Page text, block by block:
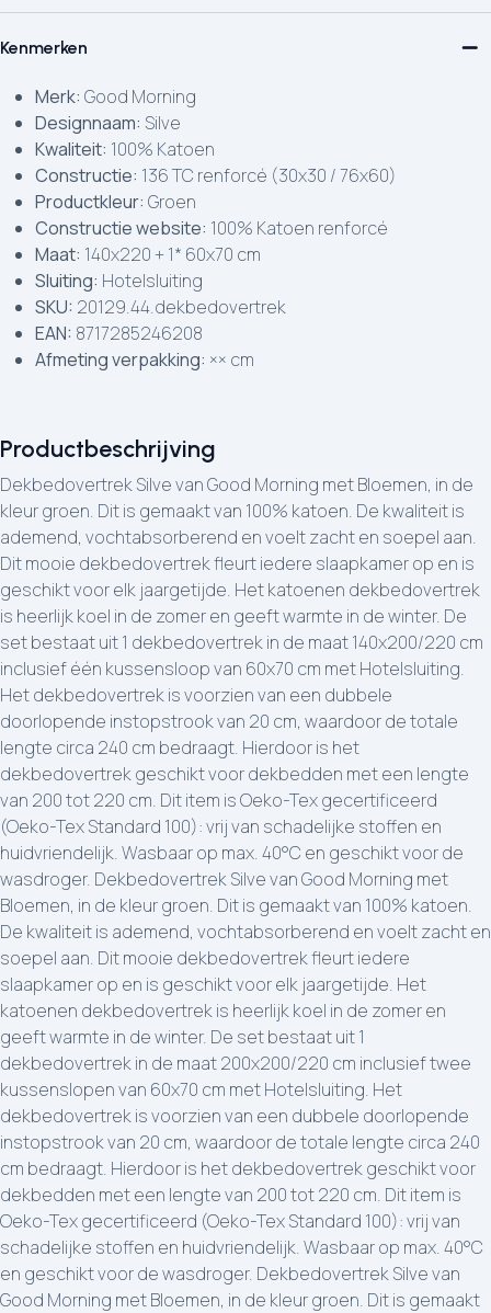
Productbeschrijving
Dekbedovertrek Silve van Good Morning met Bloemen, in de
kleur groen. Dit is gemaakt van 100% katoen. De kwaliteit is
ademend, vochtabsorberend en voelt zacht en soepel aan.
Dit mooie dekbedovertrek fleurt iedere slaapkamer op en is
geschikt voor elk jaargetijde. Het katoenen dekbedovertrek
is heerlijk koel in de zomer en geeft warmte in de winter. De
set bestaat uit 1 dekbedovertrek in de maat 140x200/220 cm
inclusief één kussensloop van 60x70 cm met Hotelsluiting.
Het dekbedovertrek is voorzien van een dubbele
doorlopende instopstrook van 20 cm, waardoor de totale
lengte circa 240 cm bedraagt. Hierdoor is het
dekbedovertrek geschikt voor dekbedden met een lengte
van 200 tot 220 cm. Dit item is Oeko-Tex gecertificeerd
(Oeko-Tex Standard 100): vrij van schadelijke stoffen en
huidvriendelijk. Wasbaar op max. 40°C en geschikt voor de
wasdroger. Dekbedovertrek Silve van Good Morning met
Bloemen, in de kleur groen. Dit is gemaakt van 100% katoen.
De kwaliteit is ademend, vochtabsorberend en voelt zacht en
soepel aan. Dit mooie dekbedovertrek fleurt iedere
slaapkamer op en is geschikt voor elk jaargetijde. Het
katoenen dekbedovertrek is heerlijk koel in de zomer en
geeft warmte in de winter. De set bestaat uit 1
dekbedovertrek in de maat 200x200/220 cm inclusief twee
kussenslopen van 60x70 cm met Hotelsluiting. Het
dekbedovertrek is voorzien van een dubbele doorlopende
instopstrook van 20 cm, waardoor de totale lengte circa 240
cm bedraagt. Hierdoor is het dekbedovertrek geschikt voor
dekbedden met een lengte van 200 tot 220 cm. Dit item is
Oeko-Tex gecertificeerd (Oeko-Tex Standard 100): vrij van
schadelijke stoffen en huidvriendelijk. Wasbaar op max. 40°C
en geschikt voor de wasdroger. Dekbedovertrek Silve van
Good Morning met Bloemen, in de kleur groen. Dit is gemaakt
Kenmerken
Merk: Good Morning
Designnaam: Silve
Kwaliteit: 100% Katoen
Constructie: 136 TC renforcé (30x30 / 76x60)
Productkleur: Groen
Constructie website: 100% Katoen renforcé
Maat: 140x220 + 1* 60x70 cm
Sluiting: Hotelsluiting
SKU: 20129.44.dekbedovertrek
EAN: 8717285246208
Afmeting verpakking: ×× cm